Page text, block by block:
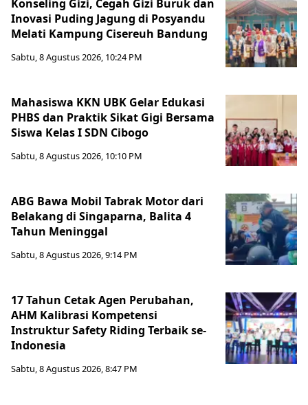
Konseling Gizi, Cegah Gizi Buruk dan
Inovasi Puding Jagung di Posyandu
Melati Kampung Cisereuh Bandung
Sabtu, 8 Agustus 2026, 10:24 PM
Mahasiswa KKN UBK Gelar Edukasi
PHBS dan Praktik Sikat Gigi Bersama
Siswa Kelas I SDN Cibogo
Sabtu, 8 Agustus 2026, 10:10 PM
ABG Bawa Mobil Tabrak Motor dari
Belakang di Singaparna, Balita 4
Tahun Meninggal
Sabtu, 8 Agustus 2026, 9:14 PM
17 Tahun Cetak Agen Perubahan,
AHM Kalibrasi Kompetensi
Instruktur Safety Riding Terbaik se-
Indonesia
Sabtu, 8 Agustus 2026, 8:47 PM